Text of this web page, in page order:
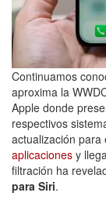
Continuamos
aproxima la
Apple donde
respectivos
actualización para
aplicaciones y
filtración ha
para Siri.